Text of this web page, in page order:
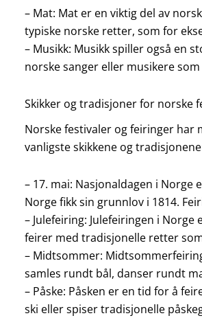
– Mat: Mat er en viktig del av
typiske norske retter, som for
– Musikk: Musikk spiller også en
norske sanger eller musikere
Skikker og tradisjoner for norske
Norske festivaler og feiringer har
vanligste skikkene og
– 17. mai: Nasjonaldagen i Norge
Norge fikk sin grunnlov i 1814.
– Julefeiring: Julefeiringen i
feirer med tradisjonelle retter
– Midtsommer:
samles rundt bål, danser rundt
– Påske: Påsken er en tid for å
ski eller spiser tradisjonelle